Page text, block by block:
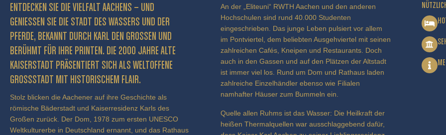
ENTDECKEN SIE DIE VIELFALT AACHENS – UND
GENIESSEN SIE DIE STADT DES WASSERS UND DER P
FERDE, BEKANNT DURCH KARL DEN GROSSEN UND BE
RÜHMT FÜR IHRE PRINTEN. DIE 2000 JAHRE ALTE KA
ISERSTADT PRÄSENTIERT SICH ALS WELTOFFENE GR
OSSSTADT MIT HISTORISCHEM FLAIR.
Stolz blicken die Aachener auf ihre Geschichte als
römische Bäderstadt und Kaiserresidenz Karls des
Großen zurück. Der Dom, 1978 zum ersten UNESCO
Weltkulturerbe in Deutschland ernannt, und das Rathaus
An der „Eliteuni“ RWTH Aachen und den anderen
Hochschulen sind rund 40.000 Studenten
eingeschrieben. Das junge Leben pulsiert vor allem
im Pontviertel, dem beliebten Ausgehviertel mit seinen
zahlreichen Cafés, Kneipen und Restaurants. Doch
auch in den Gassen und auf den Plätzen der Altstadt
ist immer viel los. Rund um Dom und Rathaus laden
zahlreiche Einzelhändler ebenso wie Filialen
namhafter Häuser zum Bummeln ein.
Quelle allen Ruhms ist das Wasser: Die Heilkraft der
heißen Thermalquellen war ausschlaggebend dafür,